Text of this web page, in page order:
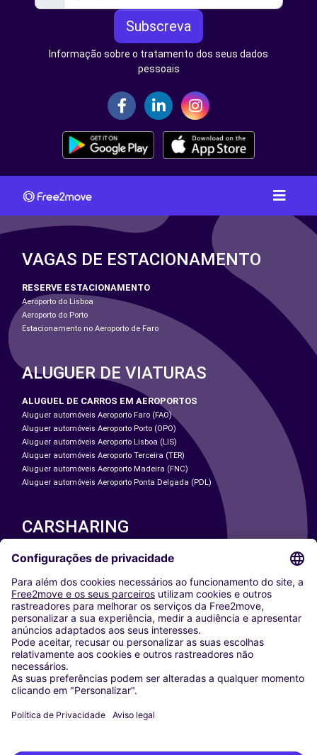
Subscreva
Informação sobre o tratamento dos seus dados
pessoais
VAGAS DE ESTACIONAMENTO
RESERVE ESTACIONAMENTO
Aeroporto do Lisboa
Aeroporto do Porto
Estacionamento no Aeroporto de Faro
ALUGUER DE VIATURAS
ALUGUEL DE CARROS EM AEROPORTOS
Aluguer automóveis Aeroporto Faro (FAO)
Aluguer automóveis Aeroporto Porto (OPO)
Aluguer automóveis Aeroporto Lisboa (LIS)
Aluguer automóveis Aeroporto Terceira (TER)
Aluguer automóveis Aeroporto Madeira (FNC)
Aluguer automóveis Aeroporto Ponta Delgada (PDL)
CARSHARING
NOSSAS CIDADES
Washington DC
Milan
Rome
Turin
Vienna
Berlin
Cologne
Dusseldorf
Frankfurt
Munich